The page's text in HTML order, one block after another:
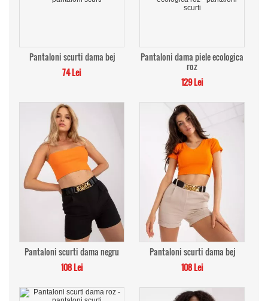
Pantaloni scurti dama bej
74 Lei
Pantaloni dama piele ecologica
roz
129 Lei
Pantaloni scurti dama negru
108 Lei
Pantaloni scurti dama bej
108 Lei